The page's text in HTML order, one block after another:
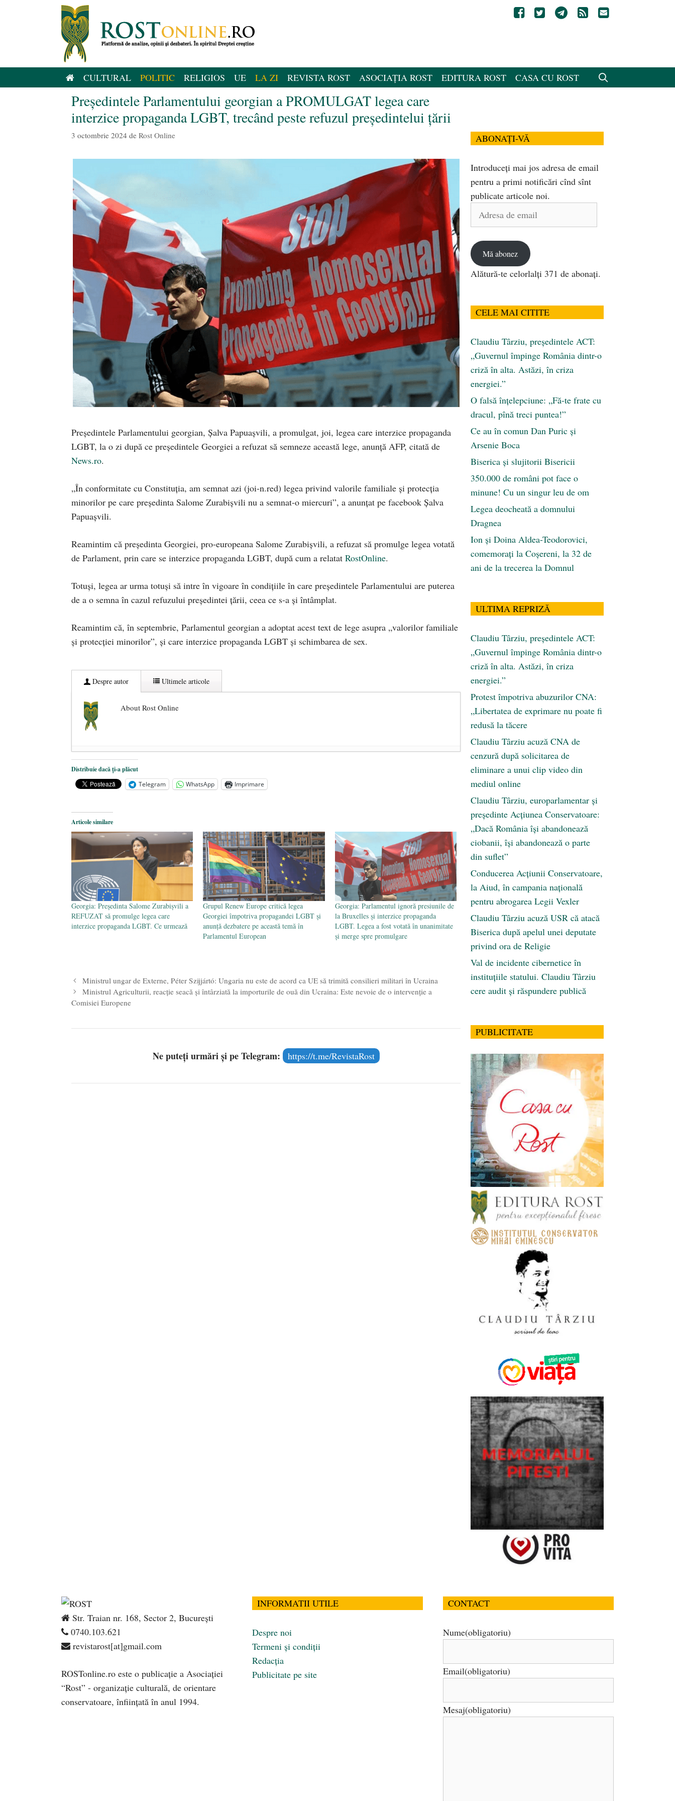
CULTURAL POLITIC RELIGIOS UE LA ZI REVISTA ROST ASOCIAȚIA ROST EDITURA ROST CASA CU ROST
Președintele Parlamentului georgian a PROMULGAT legea care
interzice propaganda LGBT, trecând peste refuzul președintelui țării
3 octombrie 2024 de Rost Online
Președintele Parlamentului georgian, Şalva Papuaşvili, a promulgat, joi, legea care interzice propaganda
LGBT, la o zi după ce președintele Georgiei a refuzat să semneze această lege, anunță AFP, citată de
News.ro.
„În conformitate cu Constituţia, am semnat azi (joi-n.red) legea privind valorile familiale şi protecţia
minorilor pe care preşedinta Salome Zurabişvili nu a semnat-o miercuri”, a anunţat pe facebook Şalva
Papuaşvili.
Reamintim că președinta Georgiei, pro-europeana Salome Zurabişvili, a refuzat să promulge legea votată
de Parlament, prin care se interzice propaganda LGBT, după cum a relatat RostOnline.
Totuși, legea ar urma totuşi să intre în vigoare în condiţiile în care preşedintele Parlamentului are puterea
de a o semna în cazul refuzului preşedintei ţării, ceea ce s-a și întâmplat.
Reamintim că, în septembrie, Parlamentul georgian a adoptat acest text de lege asupra „valorilor familiale
şi protecţiei minorilor”, și care interzice propaganda LGBT și schimbarea de sex.
Despre autor Ultimele articole
About Rost Online
Dezvăluiri cutremurătoare despre președintele Ucrainei, Volodymyr Zelensky
Statul care servește Națiunea - 21 aprilie 2026
Legea Vexler produce efecte. Bustul poetului Octavian Goga, înlăturat din Iași
Distribuie dacă ți-a plăcut
Telegram
WhatsApp Imprimare
Articole similare
Georgia: Președinta Salome Zurabişvili a
REFUZAT să promulge legea care
interzice propaganda LGBT. Ce urmează
Grupul Renew Europe critică legea
Georgiei împotriva propagandei LGBT și
anunță dezbatere pe această temă în
Parlamentul European
Georgia: Parlamentul ignoră presiunile de
la Bruxelles și interzice propaganda
LGBT. Legea a fost votată în unanimitate
și merge spre promulgare
Ministrul ungar de Externe, Péter Szijjártó: Ungaria nu este de acord ca UE să trimită consilieri militari în Ucraina
Ministrul Agriculturii, reacție seacă și întârziată la importurile de ouă din Ucraina: Este nevoie de o intervenţie a
Comisiei Europene
Ne puteți urmări și pe Telegram: https://t.me/RevistaRost
ABONAȚI-VĂ
Introduceți mai jos adresa de email
pentru a primi notificări cînd sînt
publicate articole noi.
Adresa
Mă abonez
Alătură-te celorlalți 371 de abonați.
CELE MAI CITITE
Claudiu Târziu, președintele ACT:
„Guvernul împinge România dintr-o
criză în alta. Astăzi, în criza
energiei.”
O falsă înțelepciune: „Fă-te frate cu
dracul, pînă treci puntea!”
Ce au în comun Dan Puric şi
Arsenie Boca
Biserica și slujitorii Bisericii
350.000 de români pot face o
minune! Cu un singur leu de om
Legea deocheată a domnului
Dragnea
Ion și Doina Aldea-Teodorovici,
comemorați la Coșereni, la 32 de
ani de la trecerea la Domnul
ULTIMA REPRIZĂ
Claudiu Târziu, președintele ACT:
„Guvernul împinge România dintr-o
criză în alta. Astăzi, în criza
energiei.”
Protest împotriva abuzurilor CNA:
„Libertatea de exprimare nu poate fi
redusă la tăcere
Claudiu Târziu acuză CNA de
cenzură după solicitarea de
eliminare a unui clip video din
mediul online
Claudiu Târziu, europarlamentar și
președinte Acțiunea Conservatoare:
„Dacă România își abandonează
ciobanii, își abandonează o parte
din suflet”
Conducerea Acțiunii Conservatoare,
la Aiud, în campania națională
pentru abrogarea Legii Vexler
Claudiu Târziu acuză USR că atacă
Biserica după apelul unei deputate
privind ora de Religie
Val de incidente cibernetice în
instituțiile statului. Claudiu Târziu
cere audit și răspundere publică
PUBLICITATE
Str. Traian nr. 168, Sector 2, București
0740.103.621
revistarost[at]gmail.com
ROSTonline.ro este o publicaţie a Asociaţiei
“Rost” - organizaţie culturală, de orientare
conservatoare, înfiinţată în anul 1994.
INFORMATII UTILE
Despre noi
Termeni și condiții
Redacția
Publicitate pe site
CONTACT
Nume(obligatoriu)
Email(obligatoriu)
Mesaj(obligatoriu)